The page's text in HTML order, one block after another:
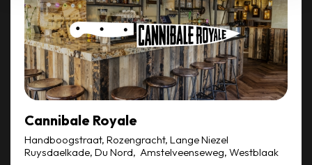
Cannibale Royale
Handboogstraat, Rozengracht, Lange Niezel
Ruysdaelkade, Du Nord, Amstelveenseweg, Westblaak